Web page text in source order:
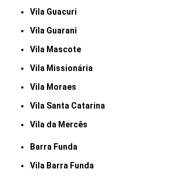
Vila Guacuri
Vila Guarani
Vila Mascote
Vila Missionária
Vila Moraes
Vila Santa Catarina
Vila da Mercês
Barra Funda
Vila Barra Funda